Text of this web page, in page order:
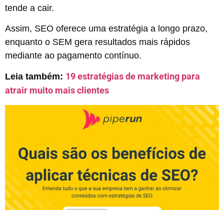
tende a cair.
Assim, SEO oferece uma estratégia a longo prazo,
enquanto o SEM gera resultados mais rápidos
mediante ao pagamento contínuo.
Leia também: 19 estratégias de marketing para
atrair muito mais clientes